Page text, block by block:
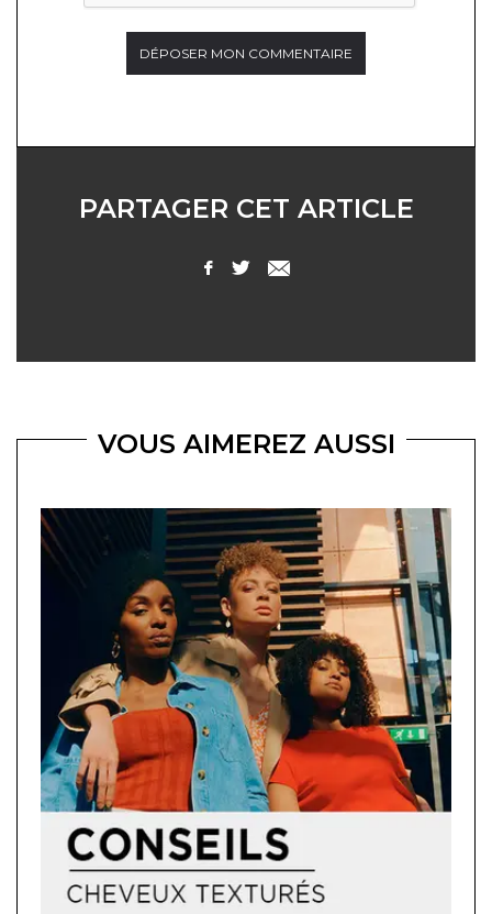
PARTAGER CET ARTICLE
VOUS AIMEREZ AUSSI